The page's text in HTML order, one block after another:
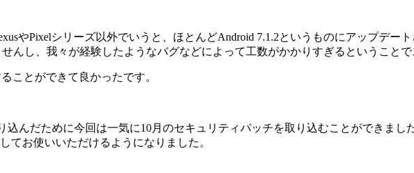
やPixelシリーズ以外でいうと、ほとんどAndroid 7.1.2というものにアップデー
んし、我々が経験したようなバグなどによって工数がかかりすぎるということで
ことができて良かったです。
んだために今回は一気に10月のセキュリティパッチを取り込むことができました
てお使いいただけるようになりました。